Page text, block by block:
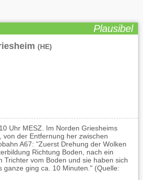
Plausibel
(HE)
Uhr MESZ. Im Norden Griesheims
von der Entfernung her zwischen
A67: "Zuerst Drehung der Wolken
Richtung Boden, nach ein
Trichter vom Boden und sie haben sich
ganze ging ca. 10 Minuten." (Quelle: